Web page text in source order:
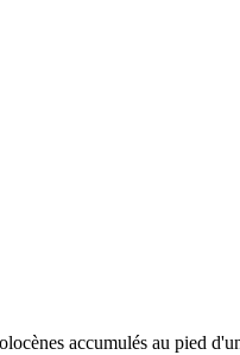
accumulés au pied